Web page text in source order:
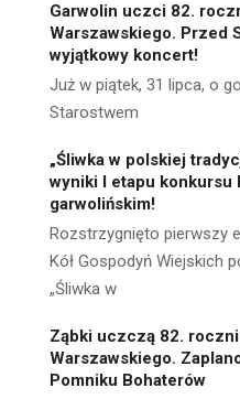
Garwolin uczci 82.
Warszawskiego. Przed
wyjątkowy koncert!
Już w piątek, 31 lipca, o
Starostwem
„Śliwka w polskiej
wyniki I etapu konkursu
garwolińskim!
Rozstrzygnięto pierwszy
Kół Gospodyń Wiejskich
„Śliwka w
Ząbki uczczą 82.
Warszawskiego.
Pomniku Bohaterów